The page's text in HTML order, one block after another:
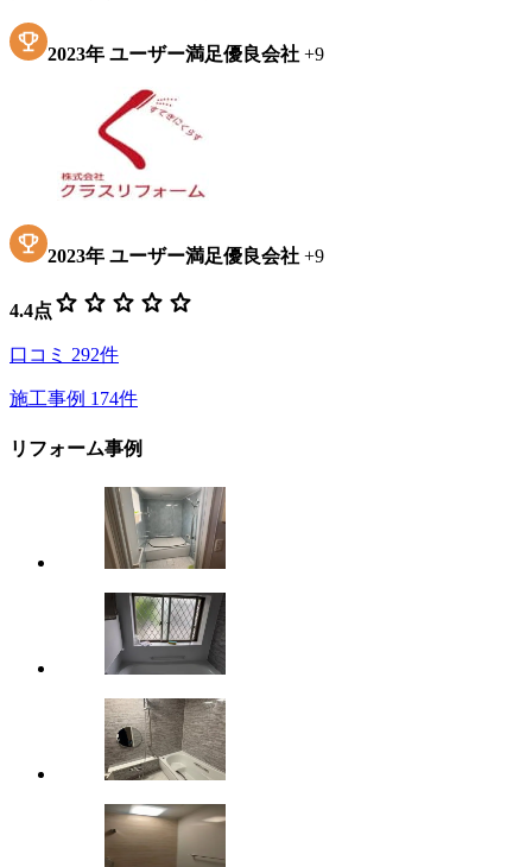
2023年 ユーザー満足優良会社 +9
2023年 ユーザー満足優良会社 +9
4.4点 star star star star star
口コミ 292件
施工事例 174件
リフォーム事例